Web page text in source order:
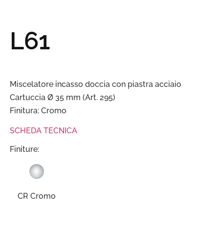
L61
Miscelatore incasso doccia con piastra acciaio
Cartuccia Ø 35 mm (Art. 295)
Finitura: Cromo
SCHEDA TECNICA
Finiture:
CR Cromo